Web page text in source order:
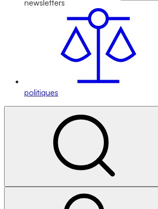
newsletters
politiques